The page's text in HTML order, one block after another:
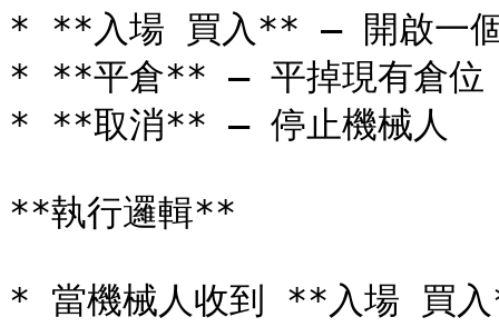
* **入場 買入** — 開啟一個
* **平倉** — 平掉現有倉位
* **取消** — 停止機械人
**執行邏輯**
* 當機械人收到 **入場 買入